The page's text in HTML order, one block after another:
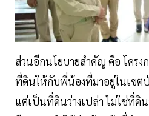
ส่วนอีกนโยบายสำคัญ คือ โครง
ที่ดินให้กับพี่น้องที่มาอยู่ในเขต
แต่เป็นที่ดินว่างเปล่า ไม่ใช่ที่